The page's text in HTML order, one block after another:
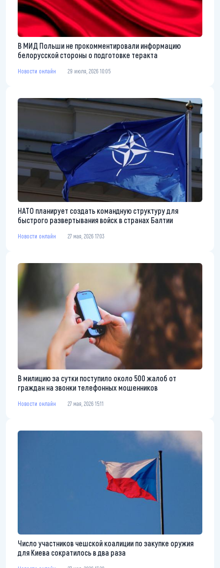
В МИД Польши не прокомментировали информацию
белорусской стороны о подготовке теракта
Новости онлайн 29 июля, 2026 10:05
НАТО планирует создать командную структуру для
быстрого развертывания войск в странах Балтии
Новости онлайн 27 мая, 2026 17:03
В милицию за сутки поступило около 500 жалоб от
граждан на звонки телефонных мошенников
Новости онлайн 27 мая, 2026 15:11
Число участников чешской коалиции по закупке оружия
для Киева сократилось в два раза